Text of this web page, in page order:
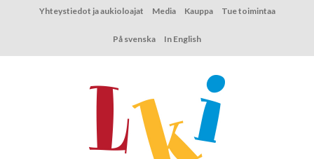
Yhteystiedot ja aukioloajat Media Kauppa Tue toimintaa
På svenska In English